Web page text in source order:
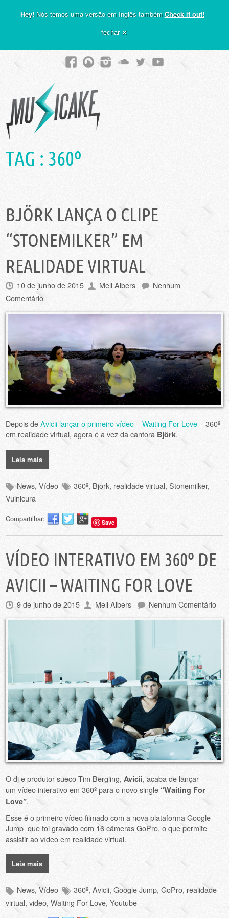
Hey!Nós temos uma versão em Inglês também Check it out!
fechar ×
TAG : 360º
BJÖRK LANÇA O CLIPE
“STONEMILKER” EM
REALIDADE VIRTUAL
10 de junho de 2015 Mell Albers
Nenhum
Comentário
Depois deAvicii lançar o primeiro vídeo – Waiting For Love– 360º
em realidade virtual, agora é a vez da cantora Björk.
Leia mais
News,Vídeo 360º, Bjork, realidade virtual,Stonemilker,
Vulnicura
Compartilhar: Save
VÍDEO INTERATIVO EM 360º DE
AVICII – WAITING FOR LOVE
9 de junho de 2015 Mell Albers Nenhum Comentário
O dj e produtor sueco Tim Bergling,Avicii, acaba de lançar
um vídeo interativo em 360º para o novo single “Waiting For
Love”.
Esse é o primeiro vídeo filmado com a nova plataforma Google
Jump que foi gravado com 16 câmeras GoPro, o que permite
assistir ao vídeo em realidade virtual.
Leia mais
News,Vídeo 360º,Avicii,Google Jump,GoPro, realidade
virtual,video,Waiting For Love,Youtube